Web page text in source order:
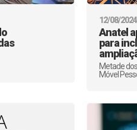
12/08/
Anatel
para
Metade
Móvel